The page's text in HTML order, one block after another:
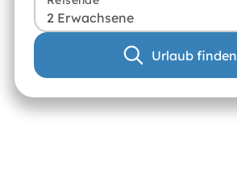
2 Erwachsene
Urlaub finden